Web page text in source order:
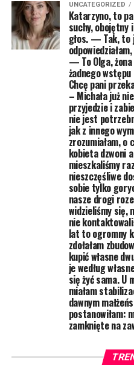
UNCATEGORIZED
Katarzyno, to
suchy, obojętny
głos. — Tak,
— To Olga,
żadnego
Chcę pani
– Michała już
przyjedzie i
nie jest
jak z innego
zrozumiałam, o
kobieta dzwoni
mieszkaliśmy
nieszczęśliwe
sobie tylko
nasze drogi
widzieliśmy się,
nie
lat to ogromny
zdołałam
kupić własne
je według
się żyć sama. U
miałam
dawnym
postanowiłam:
zamknięte na